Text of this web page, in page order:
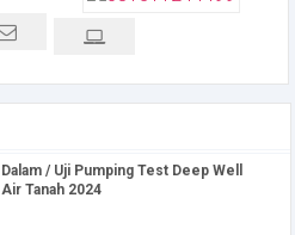
/ Uji Pumping Test Deep Well
Tanah 2024